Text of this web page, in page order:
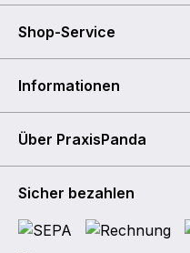
Shop-Service
Informationen
Über PraxisPanda
Sicher bezahlen